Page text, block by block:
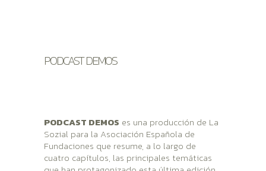
PODCAST DEMOS
PODCAST DEMOS es una producción de La
Sozial para la Asociación Española de
Fundaciones que resume, a lo largo de
cuatro capítulos, las principales temáticas